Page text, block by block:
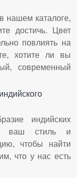
нашем каталоге,
достичь. Цвет
повлиять на
хотите ли вы
современный
индийских
ваш стиль и
чтобы найти
что у нас есть